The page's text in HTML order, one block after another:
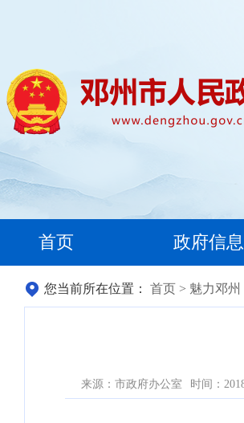
首页 政府信
您当前所在位置： 首页 > 魅力邓州
来源：市政府办公室 时间：